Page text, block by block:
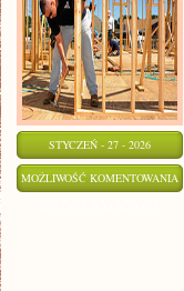
STYCZEŃ - 27 - 2026
MOŻLIWOŚĆ KOMENTOWANIA